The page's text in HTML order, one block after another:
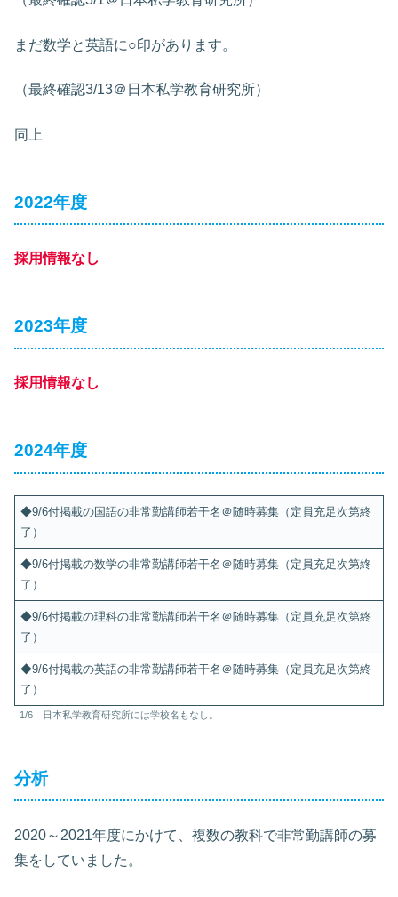
まだ数学と英語に○印があります。
（最終確認3/13＠日本私学教育研究所）
同上
2022年度
採用情報なし
2023年度
採用情報なし
2024年度
◆9/6付掲載の国語の非常勤講師若干名＠随時募集（定員充足次第終
了）
◆9/6付掲載の数学の非常勤講師若干名＠随時募集（定員充足次第終
了）
◆9/6付掲載の理科の非常勤講師若干名＠随時募集（定員充足次第終
了）
◆9/6付掲載の英語の非常勤講師若干名＠随時募集（定員充足次第終
了）
1/6 日本私学教育研究所には学校名もなし。
分析
2020～2021年度にかけて、複数の教科で非常勤講師の募
集をしていました。